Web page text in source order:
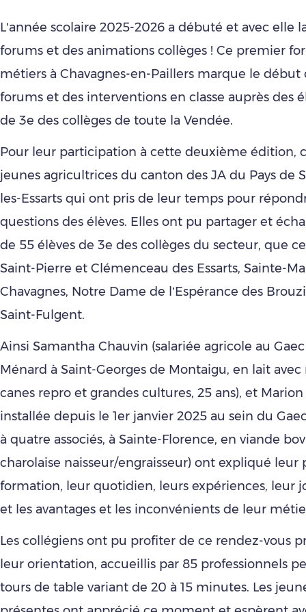
L’année scolaire 2025-2026 a débuté et avec elle
forums et des animations collèges ! Ce premier
métiers à Chavagnes-en-Paillers marque le début
forums et des interventions en classe auprès des
de 3e des collèges de toute la Vendée.
Pour leur participation à cette deuxième édition,
jeunes agricultrices du canton des JA du Pays de
les-Essarts qui ont pris de leur temps pour
questions des élèves. Elles ont pu partager et
de 55 élèves de 3e des collèges du secteur, que
Saint-Pierre et Clémenceau des Essarts, Sainte-
Chavagnes, Notre Dame de l’Espérance des
Saint-Fulgent.
Ainsi Samantha Chauvin (salariée agricole au
Ménard à Saint-Georges de Montaigu, en lait
canes repro et grandes cultures, 25 ans), et Marion
installée depuis le 1er janvier 2025 au sein du
à quatre associés, à Sainte-Florence, en viande
charolaise naisseur/engraisseur) ont expliqué leur
formation, leur quotidien, leurs expériences, leur
et les avantages et les inconvénients de leur
Les collégiens ont pu profiter de ce rendez-vous
leur orientation, accueillis par 85 professionnels
tours de table variant de 20 à 15 minutes. Les